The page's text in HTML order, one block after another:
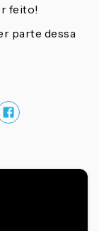
feito!
parte dessa